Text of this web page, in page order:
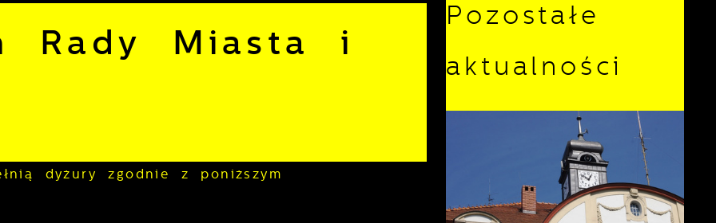
Rady Miasta i
dyżury zgodnie z poniższym
Pozostałe
aktualności